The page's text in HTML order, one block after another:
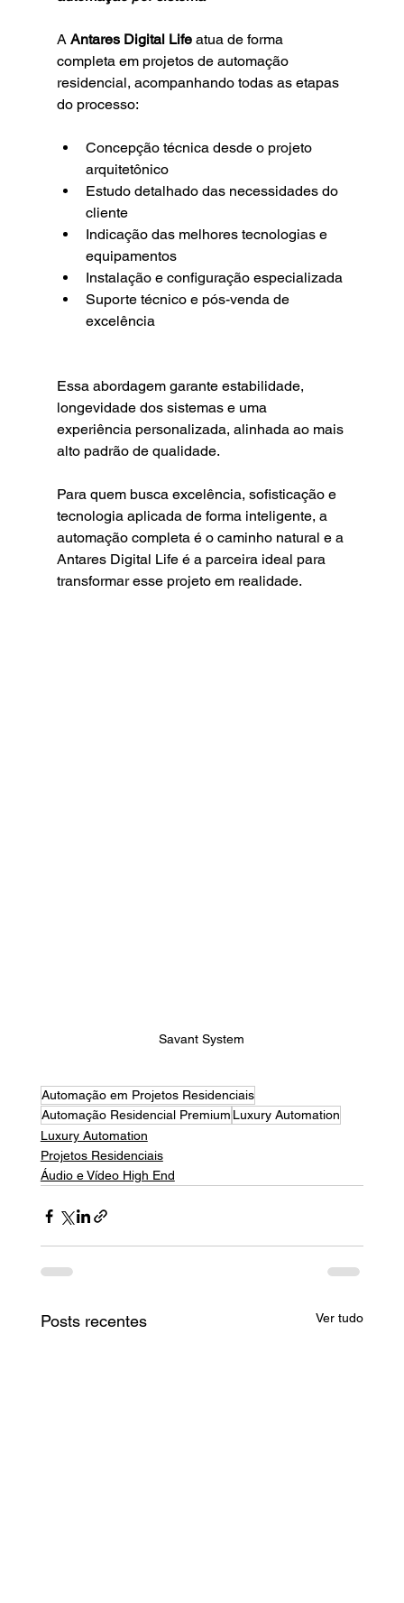
A Antares Digital Life atua de forma
completa em projetos de automação
residencial, acompanhando todas as etapas
do processo:
Concepção técnica desde o projeto
arquitetônico
Estudo detalhado das necessidades do
cliente
Indicação das melhores tecnologias e
equipamentos
Instalação e configuração especializada
Suporte técnico e pós-venda de
excelência
Essa abordagem garante estabilidade,
longevidade dos sistemas e uma
experiência personalizada, alinhada ao mais
alto padrão de qualidade.
Para quem busca excelência, sofisticação e
tecnologia aplicada de forma inteligente, a
automação completa é o caminho natural e a
Antares Digital Life é a parceira ideal para
transformar esse projeto em realidade.
Savant System
Automação em Projetos Residenciais
Automação Residencial Premium Luxury Automation
Luxury Automation
Projetos Residenciais
Áudio e Vídeo High End
Posts recentes Ver tudo